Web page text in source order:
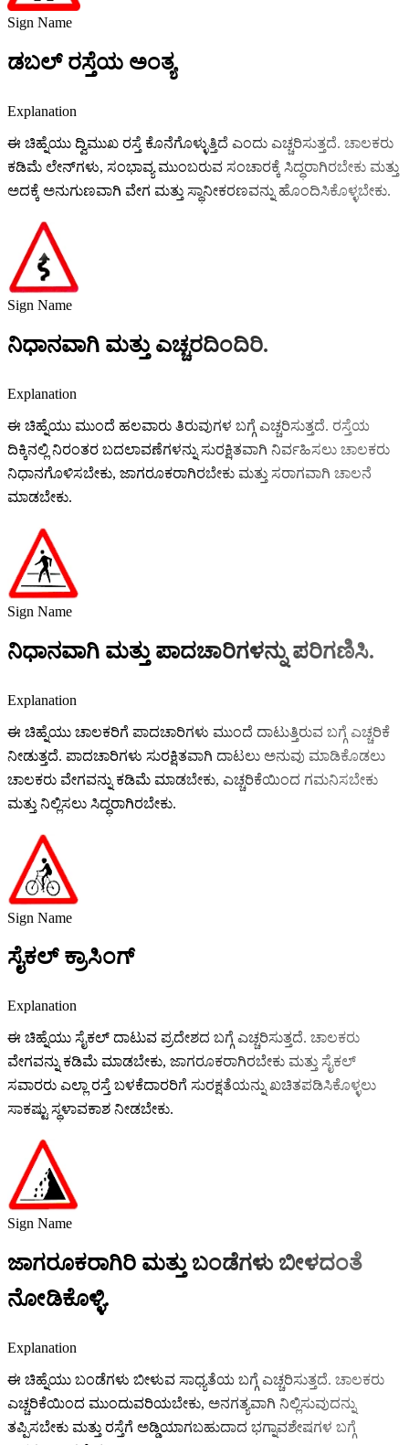
Sign Name
ಡಬಲ್ ರಸ್ತೆಯ ಅಂತ್ಯ
Explanation
ಈ ಚಿಹ್ನೆಯು ದ್ವಿಮುಖ ರಸ್ತೆ ಕೊನೆಗೊಳ್ಳುತ್ತಿದೆ ಎಂದು ಎಚ್ಚರಿಸುತ್ತದೆ. ಚಾಲಕರು
ಕಡಿಮೆ ಲೇನ್‌ಗಳು, ಸಂಭಾವ್ಯ ಮುಂಬರುವ ಸಂಚಾರಕ್ಕೆ ಸಿದ್ಧರಾಗಿರಬೇಕು ಮತ್ತು
ಅದಕ್ಕೆ ಅನುಗುಣವಾಗಿ ವೇಗ ಮತ್ತು ಸ್ಥಾನೀಕರಣವನ್ನು ಹೊಂದಿಸಿಕೊಳ್ಳಬೇಕು.
Sign Name
ನಿಧಾನವಾಗಿ ಮತ್ತು ಎಚ್ಚರದಿಂದಿರಿ.
Explanation
ಈ ಚಿಹ್ನೆಯು ಮುಂದೆ ಹಲವಾರು ತಿರುವುಗಳ ಬಗ್ಗೆ ಎಚ್ಚರಿಸುತ್ತದೆ. ರಸ್ತೆಯ
ದಿಕ್ಕಿನಲ್ಲಿ ನಿರಂತರ ಬದಲಾವಣೆಗಳನ್ನು ಸುರಕ್ಷಿತವಾಗಿ ನಿರ್ವಹಿಸಲು ಚಾಲಕರು
ನಿಧಾನಗೊಳಿಸಬೇಕು, ಜಾಗರೂಕರಾಗಿರಬೇಕು ಮತ್ತು ಸರಾಗವಾಗಿ ಚಾಲನೆ
ಮಾಡಬೇಕು.
Sign Name
ನಿಧಾನವಾಗಿ ಮತ್ತು ಪಾದಚಾರಿಗಳನ್ನು ಪರಿಗಣಿಸಿ.
Explanation
ಈ ಚಿಹ್ನೆಯು ಚಾಲಕರಿಗೆ ಪಾದಚಾರಿಗಳು ಮುಂದೆ ದಾಟುತ್ತಿರುವ ಬಗ್ಗೆ ಎಚ್ಚರಿಕೆ
ನೀಡುತ್ತದೆ. ಪಾದಚಾರಿಗಳು ಸುರಕ್ಷಿತವಾಗಿ ದಾಟಲು ಅನುವು ಮಾಡಿಕೊಡಲು
ಚಾಲಕರು ವೇಗವನ್ನು ಕಡಿಮೆ ಮಾಡಬೇಕು, ಎಚ್ಚರಿಕೆಯಿಂದ ಗಮನಿಸಬೇಕು
ಮತ್ತು ನಿಲ್ಲಿಸಲು ಸಿದ್ಧರಾಗಿರಬೇಕು.
Sign Name
ಸೈಕಲ್ ಕ್ರಾಸಿಂಗ್
Explanation
ಈ ಚಿಹ್ನೆಯು ಸೈಕಲ್ ದಾಟುವ ಪ್ರದೇಶದ ಬಗ್ಗೆ ಎಚ್ಚರಿಸುತ್ತದೆ. ಚಾಲಕರು
ವೇಗವನ್ನು ಕಡಿಮೆ ಮಾಡಬೇಕು, ಜಾಗರೂಕರಾಗಿರಬೇಕು ಮತ್ತು ಸೈಕಲ್
ಸವಾರರು ಎಲ್ಲಾ ರಸ್ತೆ ಬಳಕೆದಾರರಿಗೆ ಸುರಕ್ಷತೆಯನ್ನು ಖಚಿತಪಡಿಸಿಕೊಳ್ಳಲು
ಸಾಕಷ್ಟು ಸ್ಥಳಾವಕಾಶ ನೀಡಬೇಕು.
Sign Name
ಜಾಗರೂಕರಾಗಿರಿ ಮತ್ತು ಬಂಡೆಗಳು ಬೀಳದಂತೆ
ನೋಡಿಕೊಳ್ಳಿ.
Explanation
ಈ ಚಿಹ್ನೆಯು ಬಂಡೆಗಳು ಬೀಳುವ ಸಾಧ್ಯತೆಯ ಬಗ್ಗೆ ಎಚ್ಚರಿಸುತ್ತದೆ. ಚಾಲಕರು
ಎಚ್ಚರಿಕೆಯಿಂದ ಮುಂದುವರಿಯಬೇಕು, ಅನಗತ್ಯವಾಗಿ ನಿಲ್ಲಿಸುವುದನ್ನು
ತಪ್ಪಿಸಬೇಕು ಮತ್ತು ರಸ್ತೆಗೆ ಅಡ್ಡಿಯಾಗಬಹುದಾದ ಭಗ್ನಾವಶೇಷಗಳ ಬಗ್ಗೆ